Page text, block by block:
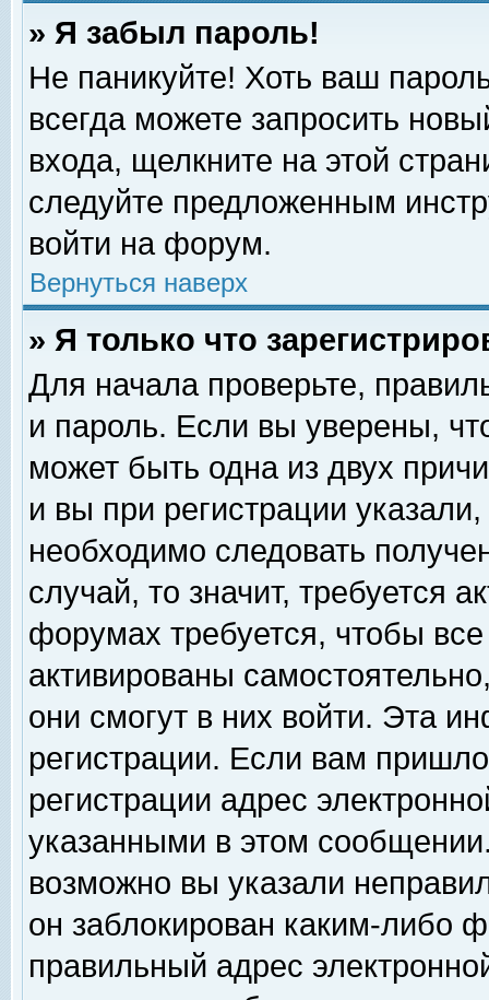
» Я забыл пароль!
Не паникуйте! Хоть ваш
всегда можете запросить
входа, щелкните на этой
следуйте предложенным
войти на форум.
Вернуться наверх
» Я только что
Для начала проверьте,
и пароль. Если вы уверены,
может быть одна из двух
и вы при регистрации
необходимо следовать
случай, то значит, требуется
форумах требуется, чтобы
активированы
они смогут в них войти. Эта
регистрации. Если вам
регистрации адрес
указанными в этом
возможно вы указали
он заблокирован каким-либо
правильный адрес